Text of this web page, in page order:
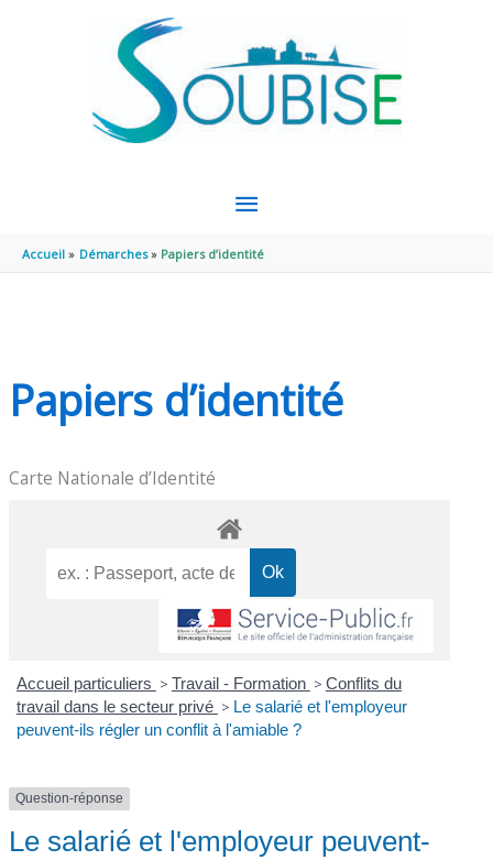
MENU
PRINCIPAL
Accueil Démarches Papiers d’identité
Papiers d’identité
Carte Nationale d’Identité
Accueil particuliers > Travail - Formation > Conflits du
travail dans le secteur privé > Le salarié et l'employeur
peuvent-ils régler un conflit à l'amiable ?
Question-réponse
Le salarié et l'employeur peuvent-